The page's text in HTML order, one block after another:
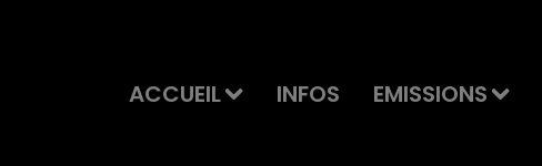
ACCUEIL INFOS EMISSIONS